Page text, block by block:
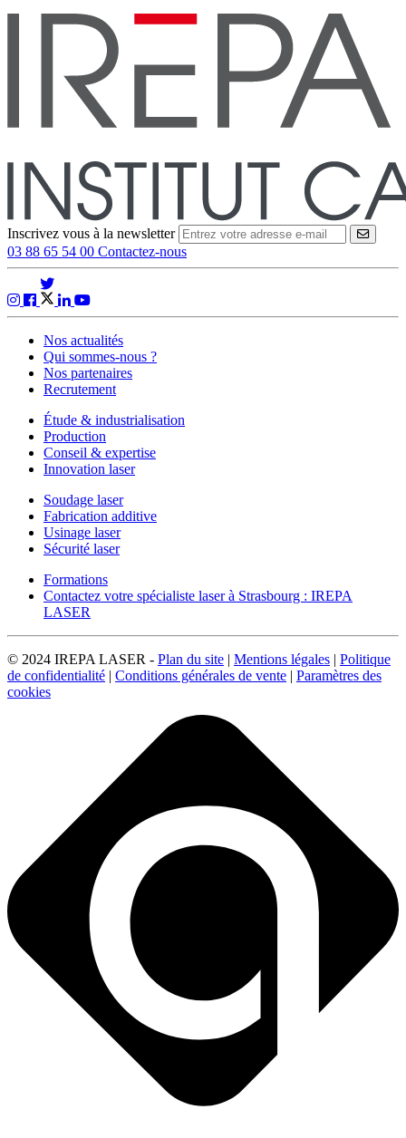
Inscrivez vous à la newsletter
03 88 65 54 00 Contactez-nous
Nos actualités
Qui sommes-nous ?
Nos partenaires
Recrutement
Étude & industrialisation
Production
Conseil & expertise
Innovation laser
Soudage laser
Fabrication additive
Usinage laser
Sécurité laser
Formations
Contactez votre spécialiste laser à Strasbourg : IREPA
LASER
© 2024 IREPA LASER - Plan du site | Mentions légales | Politique
de confidentialité | Conditions générales de vente | Paramètres des
cookies